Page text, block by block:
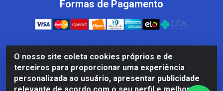
O nosso site coleta cookies próprios e de
terceiros para proporcionar uma experiência
personalizada ao usuário, apresentar publicidade
Formas de Pagamento
Casa Cardão LTDA - Av. Amaral Peixoto, 910 - Afonso
ArinosCom, Levy Gasparian/RJ - CEP 25.875-000 - CNPJ
32.287.542/0001-83